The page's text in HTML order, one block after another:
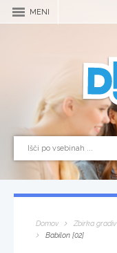
MENI
Domov Zbirka gradiv
Babilon [02]